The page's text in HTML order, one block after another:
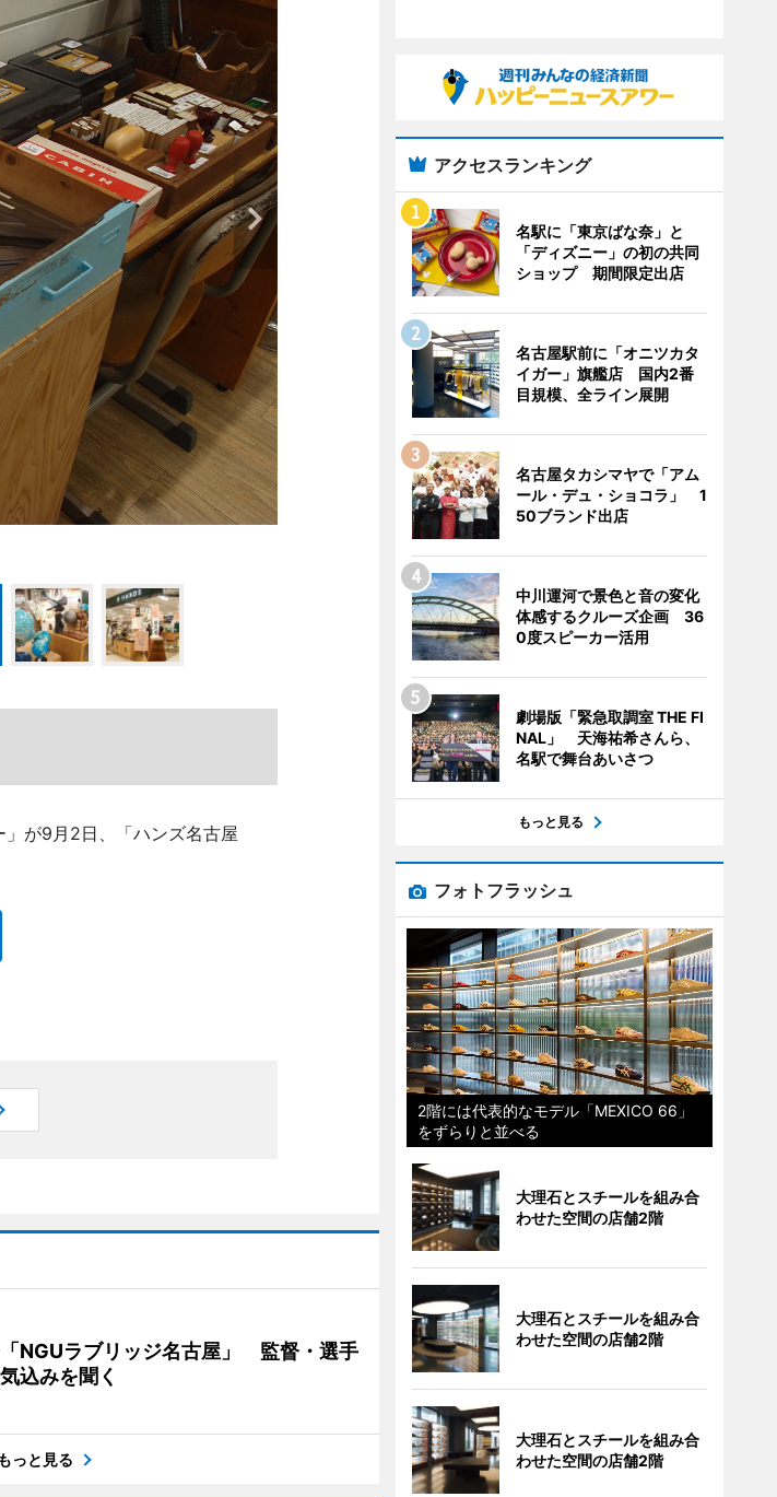
が9月2日、「ハンズ名古屋
NGUラブリッジ名古屋」 監督・選手
込みを聞く
もっと見る
アクセスランキング
名駅に「東京ばな奈」と
「ディズニー」の初の共同
ショップ 期間限定出店
名古屋駅前に「オニツカタ
イガー」旗艦店 国内2番
目規模、全ライン展開
名古屋タカシマヤで「アム
ール・デュ・ショコラ」 1
50ブランド出店
中川運河で景色と音の変化
体感するクルーズ企画 36
0度スピーカー活用
劇場版「緊急取調室 THE FI
NAL」 天海祐希さんら、
名駅で舞台あいさつ
もっと見る
フォトフラッシュ
2階には代表的なモデル「MEXICO 66」
をずらりと並べる
大理石とスチールを組み合
わせた空間の店舗2階
大理石とスチールを組み合
わせた空間の店舗2階
大理石とスチールを組み合
わせた空間の店舗2階